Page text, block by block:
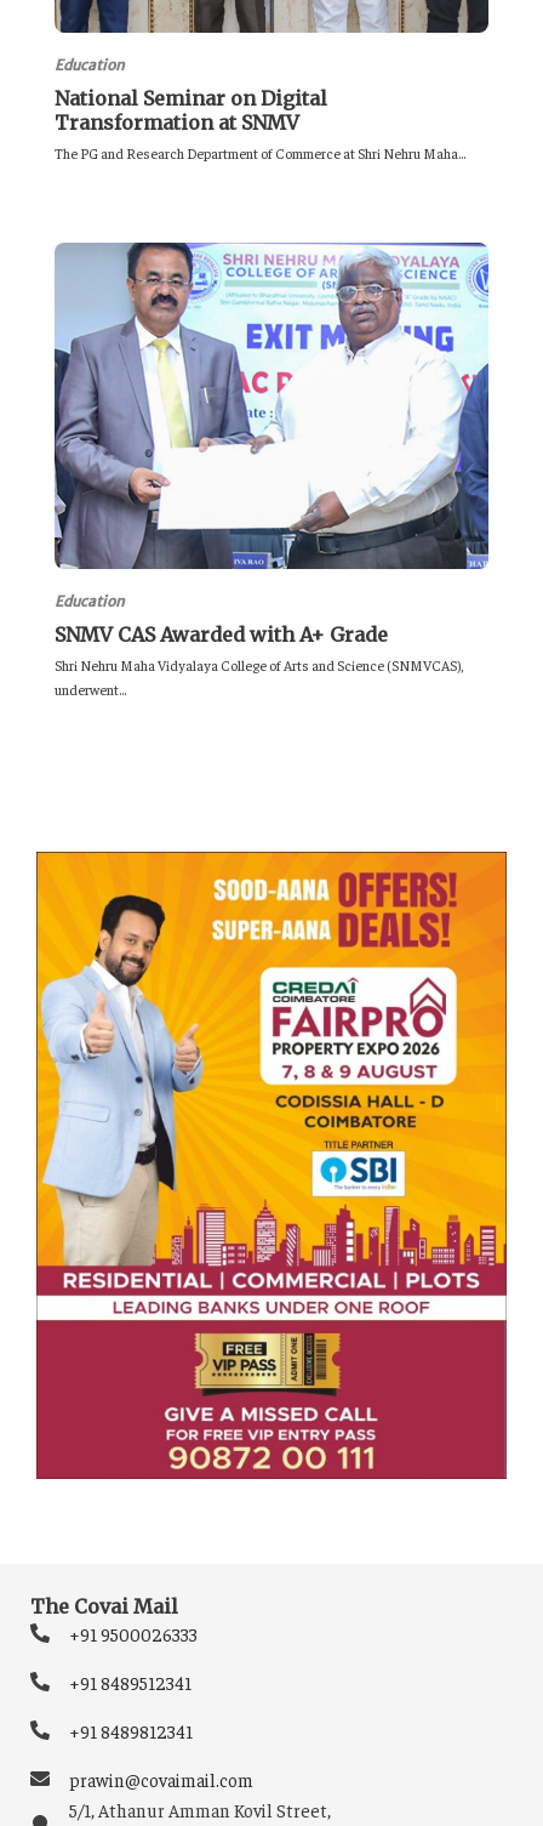
Education
National Seminar on Digital
Transformation at SNMV
The PG and Research Department of Commerce at Shri Nehru Maha...
Education
SNMV CAS Awarded with A+ Grade
Shri Nehru Maha Vidyalaya College of Arts and Science (SNMVCAS),
underwent...
The Covai Mail
+91 9500026333
+91 8489512341
+91 8489812341
prawin@covaimail.com
5/1, Athanur Amman Kovil Street,